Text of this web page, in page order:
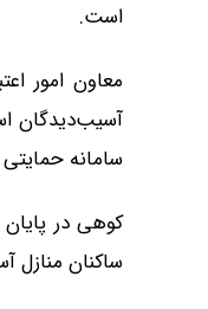
است.
معاون امور
سامانه حمایتی مسکن
کوهی در
ساکنان منازل